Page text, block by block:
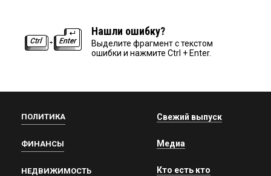
Нашли ошибку?
Выделите фрагмент с текстом
ошибки и нажмите Ctrl + Enter.
ПОЛИТИКА
ФИНАНСЫ
НЕДВИЖИМОСТЬ
Свежий выпуск
Медиа
Кто есть кто